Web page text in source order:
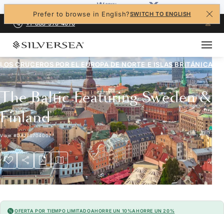
Prefer to browse in English?SWITCH TO ENGLISH
+1-888-978-4070
LOS CRUCEROS POR EL EUROPA DE NORTE E ISLAS BRITÁNICAS
The Baltic Featuring Sweden &
Finland
Viaje#DA270704007
OFERTA POR TIEMPO LIMITADOAHORRE UN 10%AHORRE UN 20%